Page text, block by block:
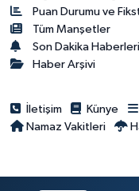
Puan Durumu ve
Tüm Manşetler
Son Dakika Haberleri
Haber Arşivi
İletişim Künye
Namaz Vakitleri